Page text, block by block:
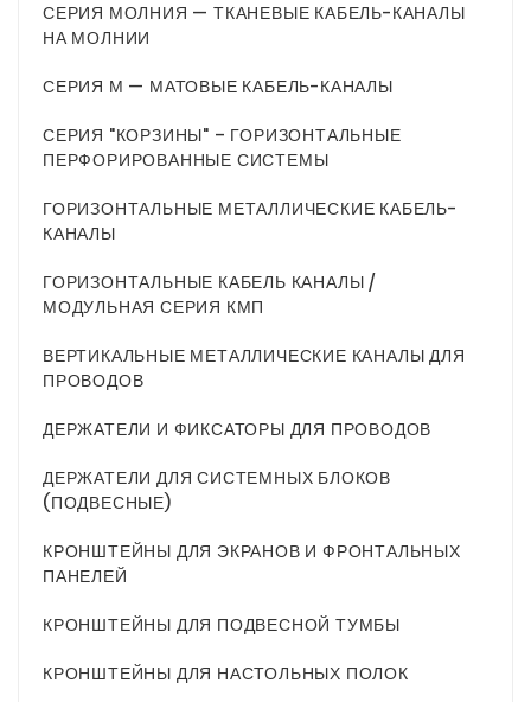
СЕРИЯ МОЛНИЯ — ТКАНЕВЫЕ КАБЕЛЬ-КАНАЛЫ
НА МОЛНИИ
СЕРИЯ М — МАТОВЫЕ КАБЕЛЬ-КАНАЛЫ
СЕРИЯ "КОРЗИНЫ" – ГОРИЗОНТАЛЬНЫЕ
ПЕРФОРИРОВАННЫЕ СИСТЕМЫ
ГОРИЗОНТАЛЬНЫЕ МЕТАЛЛИЧЕСКИЕ КАБЕЛЬ-
КАНАЛЫ
ГОРИЗОНТАЛЬНЫЕ КАБЕЛЬ КАНАЛЫ /
МОДУЛЬНАЯ СЕРИЯ КМП
ВЕРТИКАЛЬНЫЕ МЕТАЛЛИЧЕСКИЕ КАНАЛЫ ДЛЯ
ПРОВОДОВ
ДЕРЖАТЕЛИ И ФИКСАТОРЫ ДЛЯ ПРОВОДОВ
ДЕРЖАТЕЛИ ДЛЯ СИСТЕМНЫХ БЛОКОВ
(ПОДВЕСНЫЕ)
КРОНШТЕЙНЫ ДЛЯ ЭКРАНОВ И ФРОНТАЛЬНЫХ
ПАНЕЛЕЙ
КРОНШТЕЙНЫ ДЛЯ ПОДВЕСНОЙ ТУМБЫ
КРОНШТЕЙНЫ ДЛЯ НАСТОЛЬНЫХ ПОЛОК